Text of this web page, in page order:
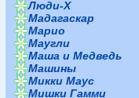
Люди-Х
Мадагаскар
Марио
Маугли
Маша и Медведь
Машины
Микки Маус
Мишки Гамми